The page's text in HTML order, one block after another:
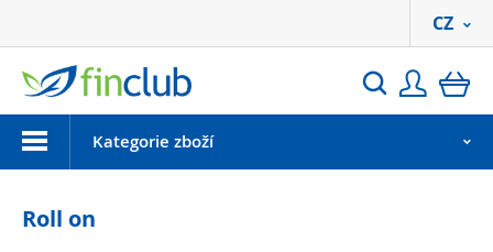
Hledat
CZ
MenuKategorie zboží
Roll on